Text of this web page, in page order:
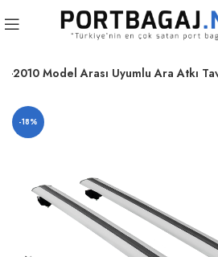
2010 Model Arası Uyumlu Ara Atkı
-18%